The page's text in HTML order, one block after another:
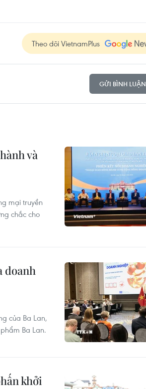
Theo dõi VietnamPlus
GỬI BÌNH LUẬN
và
mại truyền
chắc cho
doanh
của Ba Lan,
Ba Lan.
khởi